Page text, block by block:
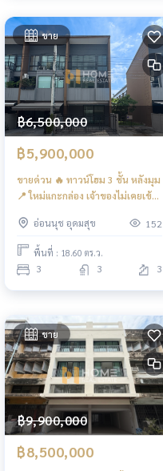
ขาย
฿6,500,000
฿5,900,000
ขายด่วน 🔥 ทาวน์โฮม 3 ชั้น หลังมุม
📍 ใหม่แกะกล่อง เจ้าของไม่เคยเข้า
/ 3 ห้องนอน (ขาย), Baan Klang
Muang Sukhumvit - Onnut / 3
Bedrooms (FOR SALE) FON327
อ่อนนุช อุดมสุข 152
พื้นที่ : 18.60 ตร.ว.
3 3 3
ขาย
฿9,900,000
฿8,500,000